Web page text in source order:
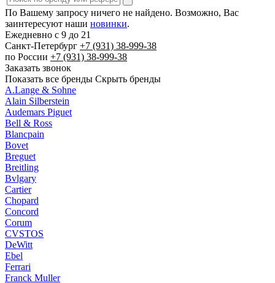
По Вашему запросу ничего не найдено. Возможно, Вас
заинтересуют наши новинки.
Ежедневно с 9 до 21
Cанкт-Петербург +7 (931) 38-999-38
по России +7 (931) 38-999-38
Заказать звонок
Показать все бренды Скрыть бренды
A.Lange & Sohne
Alain Silberstein
Audemars Piguet
Bell & Ross
Blancpain
Bovet
Breguet
Breitling
Bvlgary
Cartier
Chopard
Concord
Corum
CVSTOS
DeWitt
Ebel
Ferrari
Franck Muller